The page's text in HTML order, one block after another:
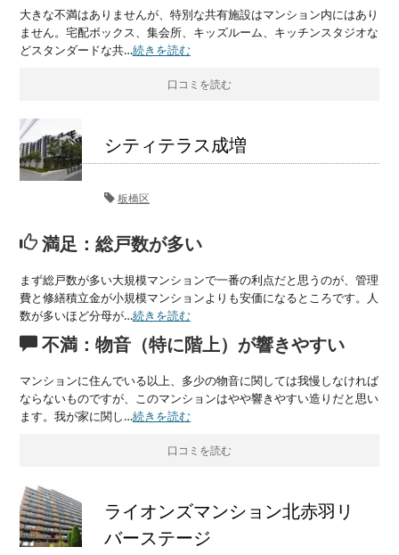
大きな不満はありませんが、特別な共有施設はマンション内にはあり
ません。宅配ボックス、集会所、キッズルーム、キッチンスタジオな
どスタンダードな共…続きを読む
口コミを読む
シティテラス成増
板橋区
満足：総戸数が多い
まず総戸数が多い大規模マンションで一番の利点だと思うのが、管理
費と修繕積立金が小規模マンションよりも安価になるところです。人
数が多いほど分母が…続きを読む
不満：物音（特に階上）が響きやすい
マンションに住んでいる以上、多少の物音に関しては我慢しなければ
ならないものですが、このマンションはやや響きやすい造りだと思い
ます。我が家に関し…続きを読む
口コミを読む
ライオンズマンション北赤羽リ
バーステージ